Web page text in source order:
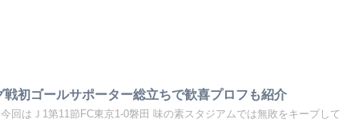
初ゴールサポーター総立ちで歓喜プロフも紹介
回はＪ1第11節FC東京1-0磐田 味の素スタジアムでは無敗をキープして